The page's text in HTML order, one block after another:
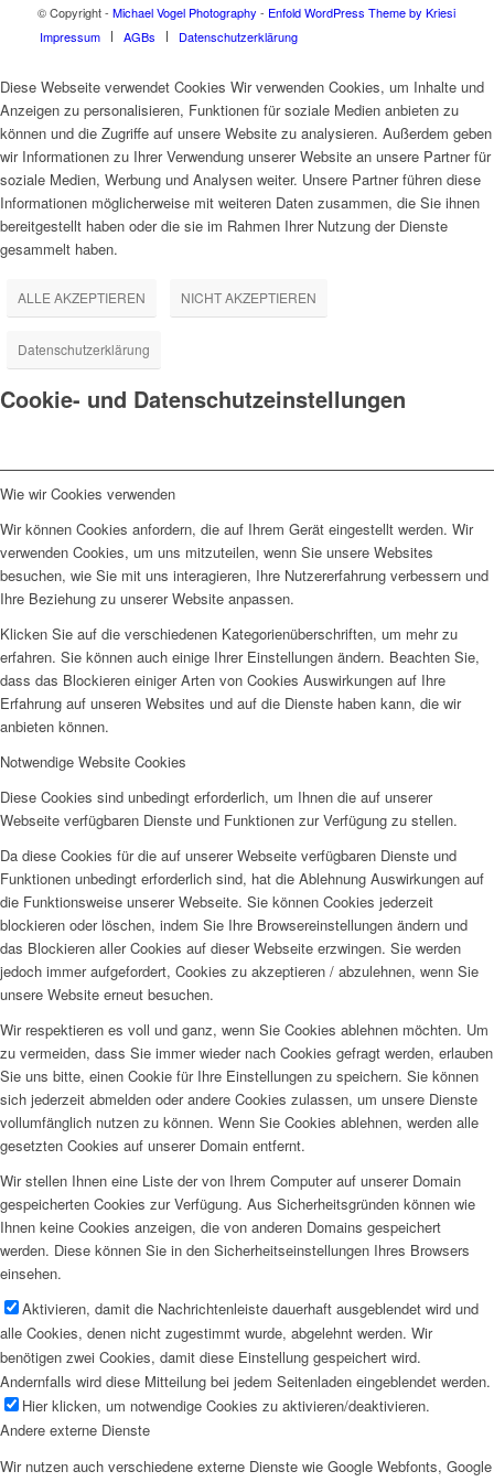
© Copyright - Michael Vogel Photography - Enfold WordPress Theme by Kriesi
Impressum
AGBs Datenschutzerklärung
Diese Webseite verwendet Cookies Wir verwenden Cookies, um Inhalte und
Anzeigen zu personalisieren, Funktionen für soziale Medien anbieten zu
können und die Zugriffe auf unsere Website zu analysieren. Außerdem geben
wir Informationen zu Ihrer Verwendung unserer Website an unsere Partner für
soziale Medien, Werbung und Analysen weiter. Unsere Partner führen diese
Informationen möglicherweise mit weiteren Daten zusammen, die Sie ihnen
bereitgestellt haben oder die sie im Rahmen Ihrer Nutzung der Dienste
gesammelt haben.
ALLE AKZEPTIEREN NICHT AKZEPTIEREN
Datenschutzerklärung
Cookie- und Datenschutzeinstellungen
Wie wir Cookies verwenden
Wir können Cookies anfordern, die auf Ihrem Gerät eingestellt werden. Wir
verwenden Cookies, um uns mitzuteilen, wenn Sie unsere Websites
besuchen, wie Sie mit uns interagieren, Ihre Nutzererfahrung verbessern und
Ihre Beziehung zu unserer Website anpassen.
Klicken Sie auf die verschiedenen Kategorienüberschriften, um mehr zu
erfahren. Sie können auch einige Ihrer Einstellungen ändern. Beachten Sie,
dass das Blockieren einiger Arten von Cookies Auswirkungen auf Ihre
Erfahrung auf unseren Websites und auf die Dienste haben kann, die wir
anbieten können.
Notwendige Website Cookies
Diese Cookies sind unbedingt erforderlich, um Ihnen die auf unserer
Webseite verfügbaren Dienste und Funktionen zur Verfügung zu stellen.
Da diese Cookies für die auf unserer Webseite verfügbaren Dienste und
Funktionen unbedingt erforderlich sind, hat die Ablehnung Auswirkungen auf
die Funktionsweise unserer Webseite. Sie können Cookies jederzeit
blockieren oder löschen, indem Sie Ihre Browsereinstellungen ändern und
das Blockieren aller Cookies auf dieser Webseite erzwingen. Sie werden
jedoch immer aufgefordert, Cookies zu akzeptieren / abzulehnen, wenn Sie
unsere Website erneut besuchen.
Wir respektieren es voll und ganz, wenn Sie Cookies ablehnen möchten. Um
zu vermeiden, dass Sie immer wieder nach Cookies gefragt werden, erlauben
Sie uns bitte, einen Cookie für Ihre Einstellungen zu speichern. Sie können
sich jederzeit abmelden oder andere Cookies zulassen, um unsere Dienste
vollumfänglich nutzen zu können. Wenn Sie Cookies ablehnen, werden alle
gesetzten Cookies auf unserer Domain entfernt.
Wir stellen Ihnen eine Liste der von Ihrem Computer auf unserer Domain
gespeicherten Cookies zur Verfügung. Aus Sicherheitsgründen können wie
Ihnen keine Cookies anzeigen, die von anderen Domains gespeichert
werden. Diese können Sie in den Sicherheitseinstellungen Ihres Browsers
einsehen.
Aktivieren, damit die Nachrichtenleiste dauerhaft ausgeblendet wird und
alle Cookies, denen nicht zugestimmt wurde, abgelehnt werden. Wir
benötigen zwei Cookies, damit diese Einstellung gespeichert wird.
Andernfalls wird diese Mitteilung bei jedem Seitenladen eingeblendet werden.
Hier klicken, um notwendige Cookies zu aktivieren/deaktivieren.
Andere externe Dienste
Wir nutzen auch verschiedene externe Dienste wie Google Webfonts, Google